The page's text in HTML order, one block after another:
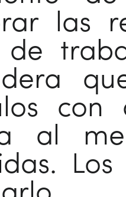
las
de
con
al